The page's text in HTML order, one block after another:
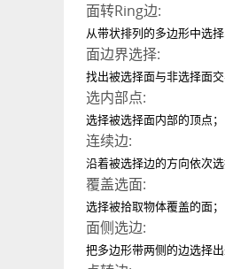
面转Ring边:
从带状排列的多边形中选
面边界选择:
找出被选择面与非选择面交
选内部点:
选择被选择面内部的顶点；
连续边:
沿着被选择边的方向依次
覆盖选面:
选择被拾取物体覆盖的面；
面侧选边:
把多边形带两侧的边选择出